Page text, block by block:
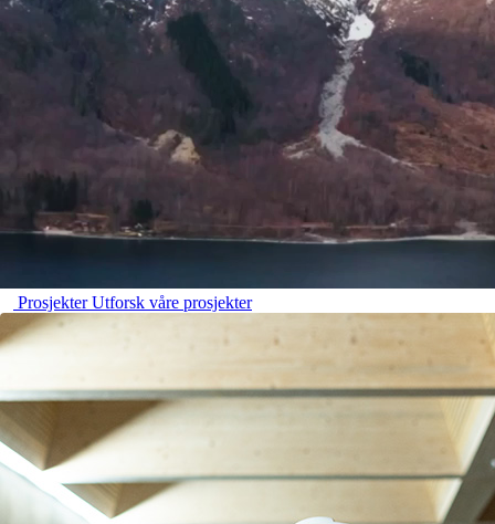
ProsjekterUtforsk våre prosjekter